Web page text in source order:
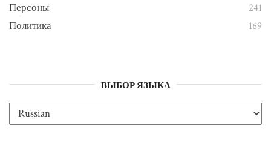
Персоны
241
Политика
169
ВЫБОР ЯЗЫКА